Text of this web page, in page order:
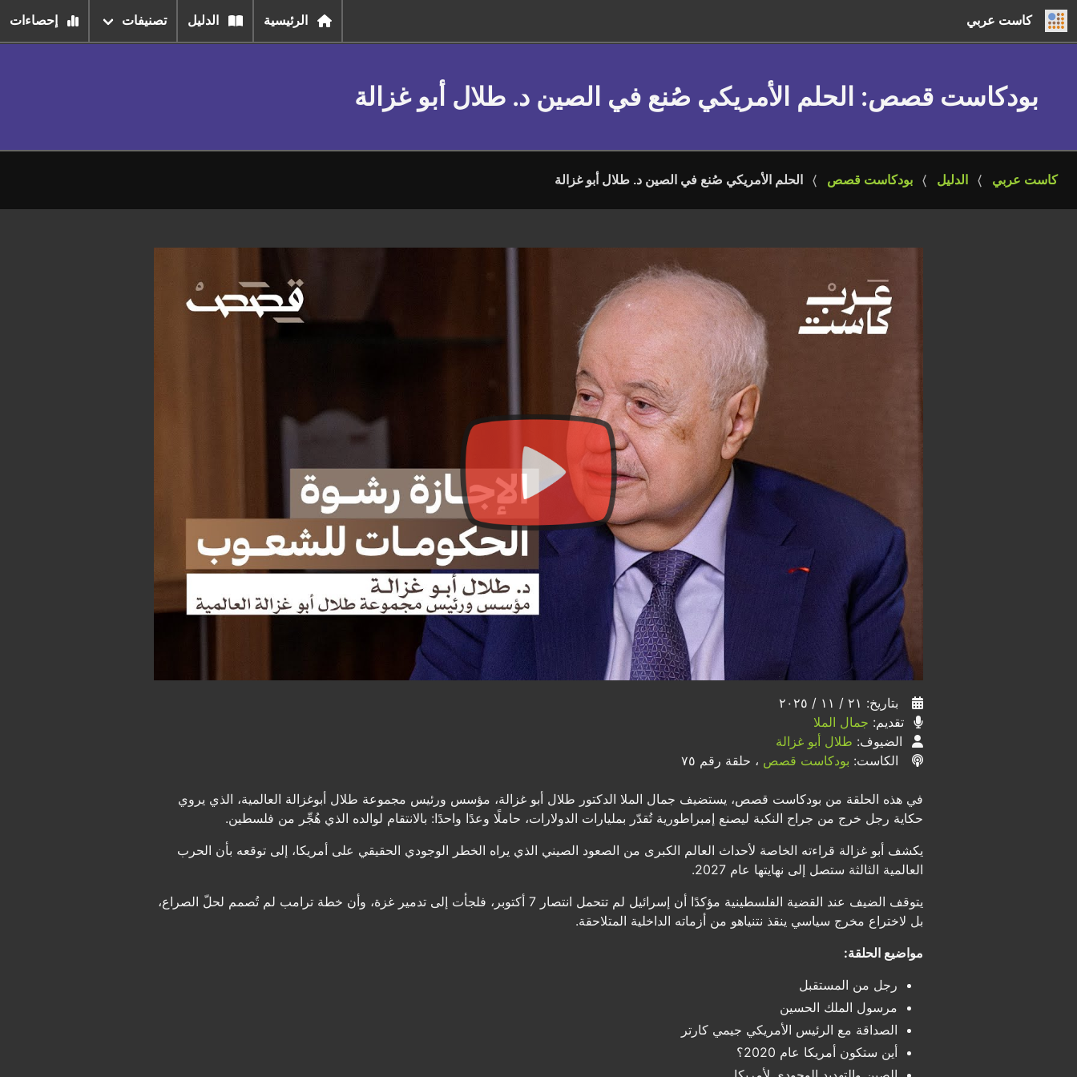
كاست عربي الرئيسية الدليل تصنيفات إحصاءات
بودكاست قصص: الحلم الأمريكي صُنع في الصين د. طلال أبو غزالة
كاست عربي الدليل بودكاست قصص الحلم الأمريكي صُنع في الصين د. طلال أبو غزالة
بتاريخ: ٢١ / ١١ / ٢٠٢٥
تقديم: جمال الملا
الضيوف: طلال أبو غزالة
الكاست: بودكاست قصص ، حلقة رقم ٧٥
في هذه الحلقة من بودكاست قصص، يستضيف جمال الملا الدكتور طلال أبو غزالة، مؤسس ورئيس مجموعة طلال أبوغزالة العالمية، الذي يروي
حكاية رجل خرج من جراح النكبة ليصنع إمبراطورية تُقدّر بمليارات الدولارات، حاملًا وعدًا واحدًا: بالانتقام لوالده الذي هُجِّر من فلسطين.
يكشف أبو غزالة قراءته الخاصة لأحداث العالم الكبرى من الصعود الصيني الذي يراه الخطر الوجودي الحقيقي على أمريكا، إلى توقعه بأن الحرب
العالمية الثالثة ستصل إلى نهايتها عام 2027.
يتوقف الضيف عند القضية الفلسطينية مؤكدًا أن إسرائيل لم تتحمل انتصار 7 أكتوبر، فلجأت إلى تدمير غزة، وأن خطة ترامب لم تُصمم لحلّ الصراع،
بل لاختراع مخرج سياسي ينقذ نتنياهو من أزماته الداخلية المتلاحقة.
مواضيع الحلقة:
رجل من المستقبل
مرسول الملك الحسين
الصداقة مع الرئيس الأمريكي جيمي كارتر
أين ستكون أمريكا عام 2020؟